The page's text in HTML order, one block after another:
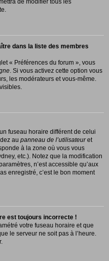
dans la liste des membres
« Préférences du forum », vous
. Si vous activez cette option vous
les modérateurs et vous-même.
fuseau horaire différent de celui
au panneau de l’utilisateuret
à la zone où vous vous
etc.). Notez que la modification
n’est accessible qu’aux
enregistré, c’est le bon moment
est toujours incorrecte !
votre fuseau horaire et que
le serveur ne soit pas à l’heure.